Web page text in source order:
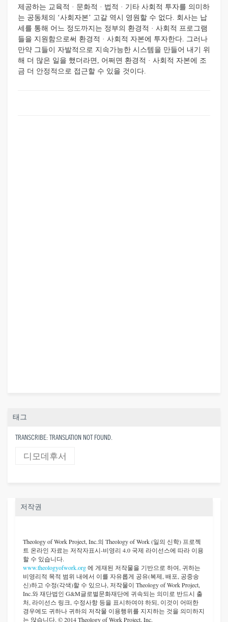
제공하는 교육적 · 문화적 · 법적 · 기타 사회적 투자를 의미하
는 공동체의 ‘사회자본’ 고갈 역시 영원할 수 없다. 회사는 납
세를 통해 어느 정도까지는 정부의 환경적 · 사회적 프로그램
들을 지원함으로써 환경적 · 사회적 자본에 투자한다. 그러나
만약 그들이 자발적으로 지속가능한 시스템을 만들어 내기 위
해 더 많은 일을 했더라면, 어쩌면 환경적 · 사회적 자본에 조
금 더 안정적으로 접근할 수 있을 것이다.
태그
TRANSCRIBE: TRANSLATION NOT FOUND.
디모데후서
저작권
Theology of Work Project, Inc.의 Theology of Work (일의 신학) 프로젝
트 온라인 자료는 저작자표시-비영리 4.0 국제 라이선스에 따라 이용
할 수 있습니다.
www.theologyofwork.org에 게재된 저작물을 기반으로 하여, 귀하는
비영리적 목적 범위 내에서 이를 자유롭게 공유(복제, 배포, 공중송
신)하고 수정(각색)할 수 있으나, 저작물이 Theology of Work Project,
Inc.와 재단법인 G&M글로벌문화재단에 귀속되는 의미로 반드시 출
처, 라이선스 링크, 수정사항 등을 표시하여야 하되, 이것이 어떠한
경우에도 귀하나 귀하의 저작물 이용행위를 지지하는 것을 의미하지
는 않습니다. © 2014 Theology of Work Project, Inc.